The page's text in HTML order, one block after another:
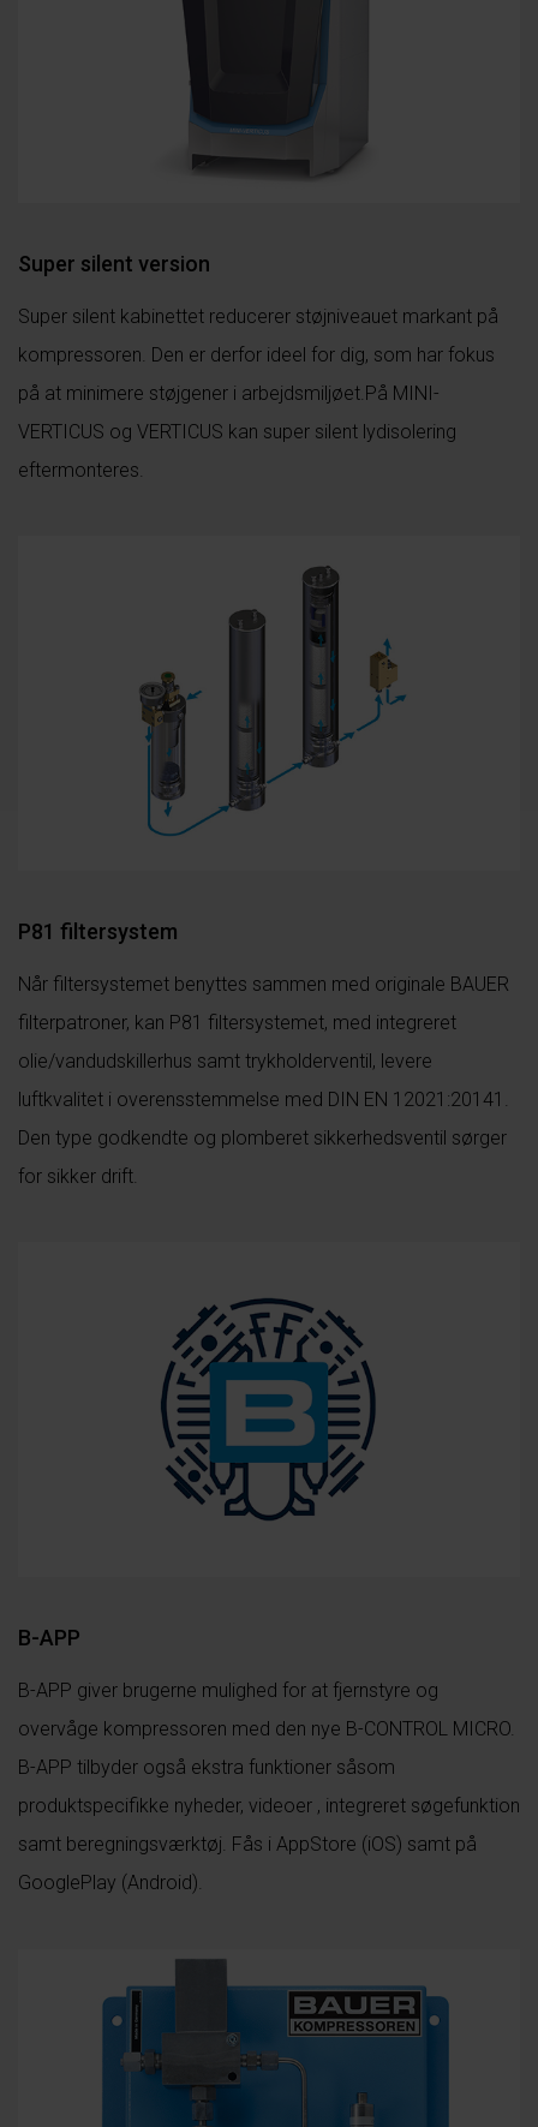
Super silent version
Super silent kabinettet reducerer støjniveauet markant på
kompressoren. Den er derfor ideel for dig, som har fokus
på at minimere støjgener i arbejdsmiljøet.På MINI-
VERTICUS og VERTICUS kan super silent lydisolering
eftermonteres.
P81 filtersystem
Når filtersystemet benyttes sammen med originale BAUER
filterpatroner, kan P81 filtersystemet, med integreret
olie/vandudskillerhus samt trykholderventil, levere
luftkvalitet i overensstemmelse med DIN EN 12021:20141.
Den type godkendte og plomberet sikkerhedsventil sørger
for sikker drift.
B-APP
B-APP giver brugerne mulighed for at fjernstyre og
overvåge kompressoren med den nye B-CONTROL MICRO.
B-APP tilbyder også ekstra funktioner såsom
produktspecifikke nyheder, videoer , integreret søgefunktion
samt beregningsværktøj. Fås i AppStore (iOS) samt på
GooglePlay (Android).